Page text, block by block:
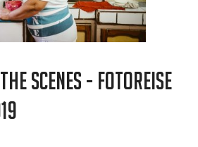
Scenes - Fotoreise